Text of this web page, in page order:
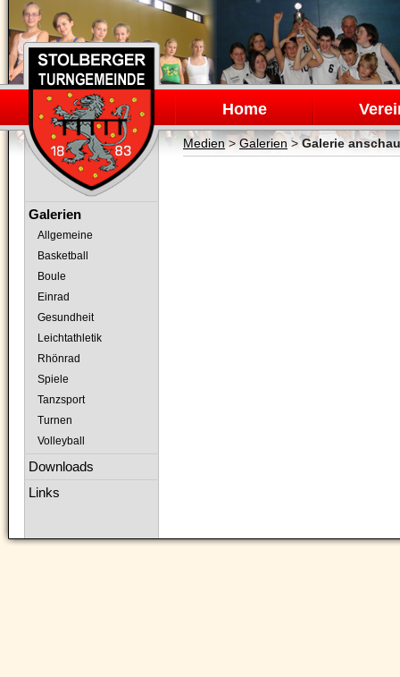
Navigation
überspringen
Home
Medien>Galerien >Galerie
Navigation
Galerien
Allgemeine
Basketball
Boule
Einrad
Gesundheit
Leichtathletik
Rhönrad
Spiele
Tanzsport
Turnen
Volleyball
Downloads
Links
Navigation